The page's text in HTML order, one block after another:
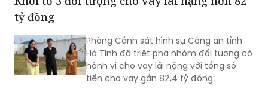
việc đến Văn phòng Cơ quan Cảnh sát
tỷ đồng
Phòng Cảnh sát hình sự Công an tỉnh
Hà Tĩnh đã triệt phá nhóm đối tượng có
hành vi cho vay lãi nặng với tổng số
tiền cho vay gần 82,4 tỷ đồng.